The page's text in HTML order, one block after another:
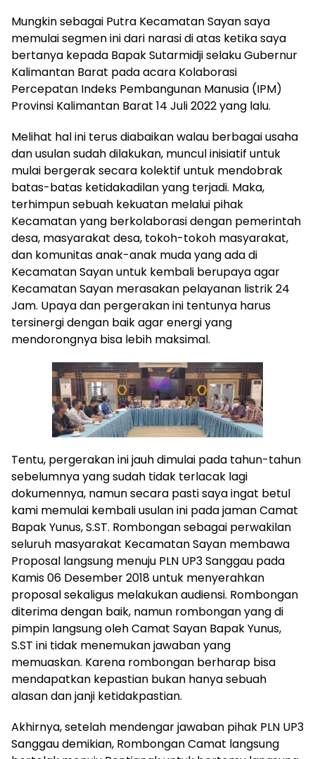
Mungkin sebagai Putra Kecamatan Sayan saya
memulai segmen ini dari narasi di atas ketika saya
bertanya kepada Bapak Sutarmidji selaku Gubernur
Kalimantan Barat pada acara Kolaborasi
Percepatan Indeks Pembangunan Manusia (IPM)
Provinsi Kalimantan Barat 14 Juli 2022 yang lalu.
Melihat hal ini terus diabaikan walau berbagai usaha
dan usulan sudah dilakukan, muncul inisiatif untuk
mulai bergerak secara kolektif untuk mendobrak
batas-batas ketidakadilan yang terjadi. Maka,
terhimpun sebuah kekuatan melalui pihak
Kecamatan yang berkolaborasi dengan pemerintah
desa, masyarakat desa, tokoh-tokoh masyarakat,
dan komunitas anak-anak muda yang ada di
Kecamatan Sayan untuk kembali berupaya agar
Kecamatan Sayan merasakan pelayanan listrik 24
Jam. Upaya dan pergerakan ini tentunya harus
tersinergi dengan baik agar energi yang
mendorongnya bisa lebih maksimal.
Tentu, pergerakan ini jauh dimulai pada tahun-tahun
sebelumnya yang sudah tidak terlacak lagi
dokumennya, namun secara pasti saya ingat betul
kami memulai kembali usulan ini pada jaman Camat
Bapak Yunus, S.ST. Rombongan sebagai perwakilan
seluruh masyarakat Kecamatan Sayan membawa
Proposal langsung menuju PLN UP3 Sanggau pada
Kamis 06 Desember 2018 untuk menyerahkan
proposal sekaligus melakukan audiensi. Rombongan
diterima dengan baik, namun rombongan yang di
pimpin langsung oleh Camat Sayan Bapak Yunus,
S.ST ini tidak menemukan jawaban yang
memuaskan. Karena rombongan berharap bisa
mendapatkan kepastian bukan hanya sebuah
alasan dan janji ketidakpastian.
Akhirnya, setelah mendengar jawaban pihak PLN UP3
Sanggau demikian, Rombongan Camat langsung